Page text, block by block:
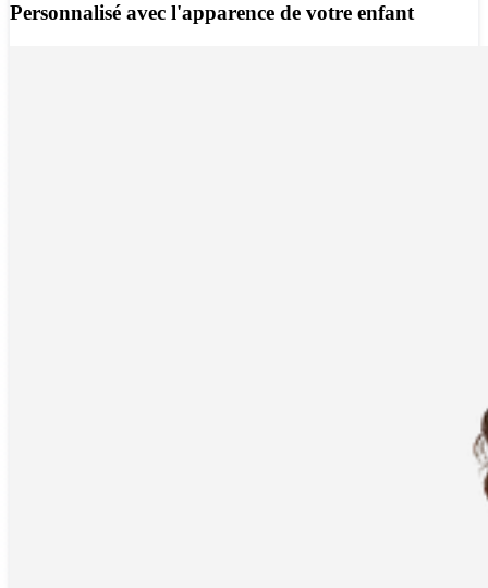
Personnalisé avec l'apparence de votre enfant